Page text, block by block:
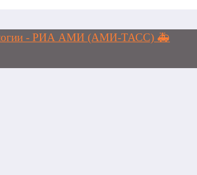
- РИА АМИ (АМИ-ТАСС) 🚑